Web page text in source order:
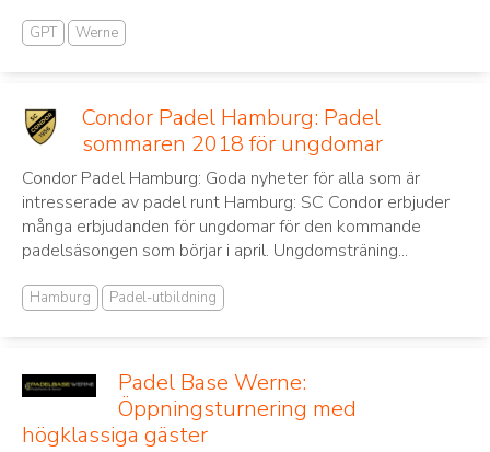
GPT Werne
Condor Padel Hamburg: Padel
sommaren 2018 för ungdomar
Condor Padel Hamburg: Goda nyheter för alla som är
intresserade av padel runt Hamburg: SC Condor erbjuder
många erbjudanden för ungdomar för den kommande
padelsäsongen som börjar i april. Ungdomsträning...
Hamburg Padel-utbildning
Padel Base Werne:
Öppningsturnering med
högklassiga gäster